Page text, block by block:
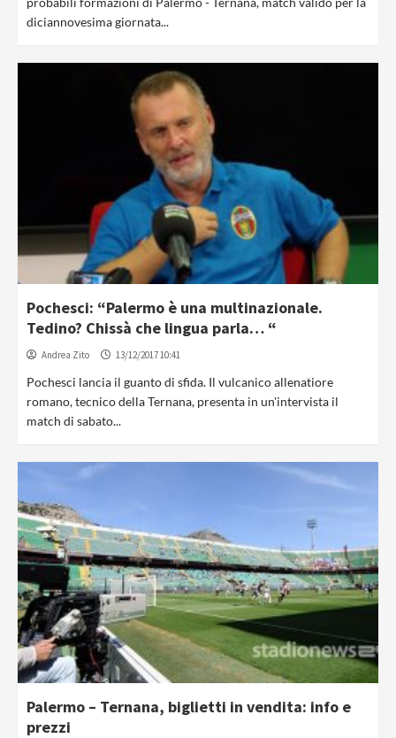
diciannovesima giornata...
Pochesci: “Palermo è una multinazionale.
Tedino? Chissà che lingua parla… “
Andrea Zito 13/12/2017 10:41
Pochesci lancia il guanto di sfida. Il vulcanico allenatiore
romano, tecnico della Ternana, presenta in un'intervista il
match di sabato...
Palermo – Ternana, biglietti in vendita: info e
prezzi